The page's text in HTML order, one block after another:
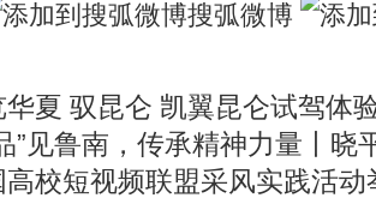
搜弧微博
华夏 驭昆仑 凯翼昆仑试驾体
”见鲁南，传承精神力量丨晓
校短视频联盟采风实践活动